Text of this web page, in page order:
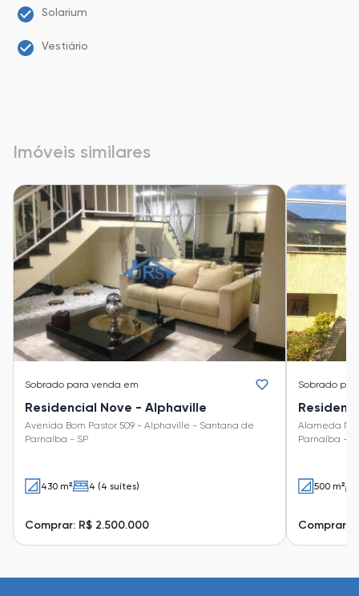
Solarium
Vestiário
Imóveis similares
Sobrado para venda em
Residencial Nove - Alphaville
Avenida Bom Pastor 509 - Alphaville - Santana de
Parnaíba - SP
430 m² 4 (4 suítes)
Comprar: R$ 2.500.000
Sobrado
Alameda
Parnaíba -
500 m²
Comprar: